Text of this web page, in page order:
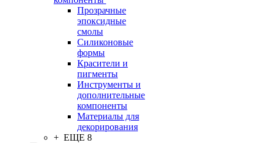
Прозрачные
эпоксидные
смолы
Силиконовые
формы
Красители и
пигменты
Инструменты и
дополнительные
компоненты
Материалы для
декорирования
+ ЕЩЕ 8